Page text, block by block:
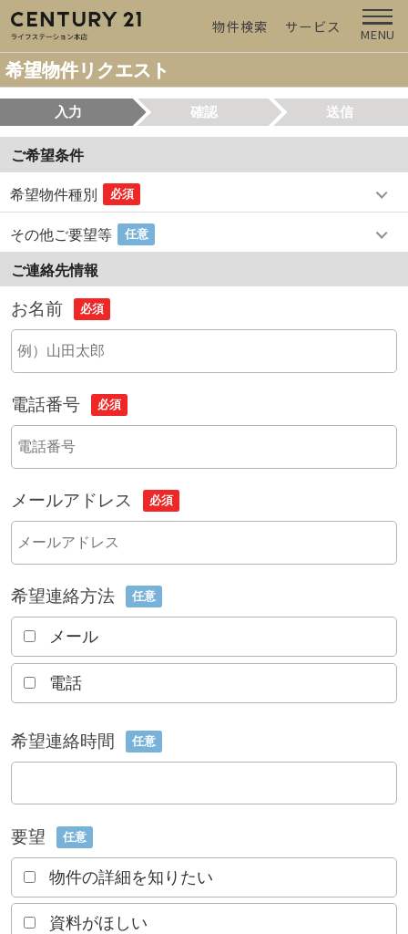
物件検索 サービス MENU
希望物件リクエスト
入力 確認 送信
ご希望条件
希望物件種別 必須
その他ご要望等 任意
ご連絡先情報
お名前 必須
電話番号 必須
メールアドレス 必須
希望連絡方法 任意
メール
電話
希望連絡時間 任意
要望 任意
物件の詳細を知りたい
資料がほしい